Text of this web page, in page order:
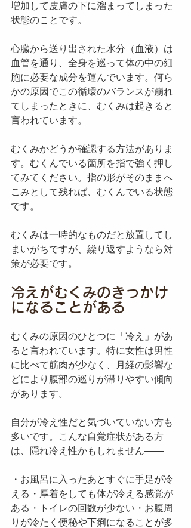
増加して皮膚の下に溜まってしまった
状態のことです。
心臓から送り出された水分（血液）は
血管を通り、全身を巡って体の中の細
胞に必要な成分を運んでいます。何ら
かの原因でこの循環のバランスが崩れ
てしまったときに、むくみは起きると
言われています。
むくみかどうか確認する方法がありま
す。むくんでいる箇所を指で強く押し
てみてください。指の形がそのままへ
こみとして残れば、むくんでいる状態
です。
むくみは一時的なものだと放置してし
まいがちですが、繰り返すようなら対
策が必要です。
冷えがむくみのきっかけ
になることがある
むくみの原因のひとつに「冷え」があ
ると言われています。特に女性は男性
に比べて筋肉が少なく、月経の影響な
どにより腹部の巡りが滞りやすい傾向
があります。
自分が冷え性だと気づいていない方も
多いです。こんな自覚症状がある方
は、隠れ冷え性かもしれません——
・お風呂に入ったあとすぐに手足が冷
える・厚着をしても体が冷える感覚が
ある・トイレの回数が少ない・お腹周
りが冷たく便秘や下痢になることが多